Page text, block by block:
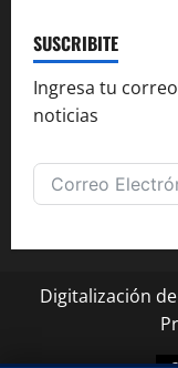
SUSCRIBITE
Ingresa tu
noticias
Digitalización